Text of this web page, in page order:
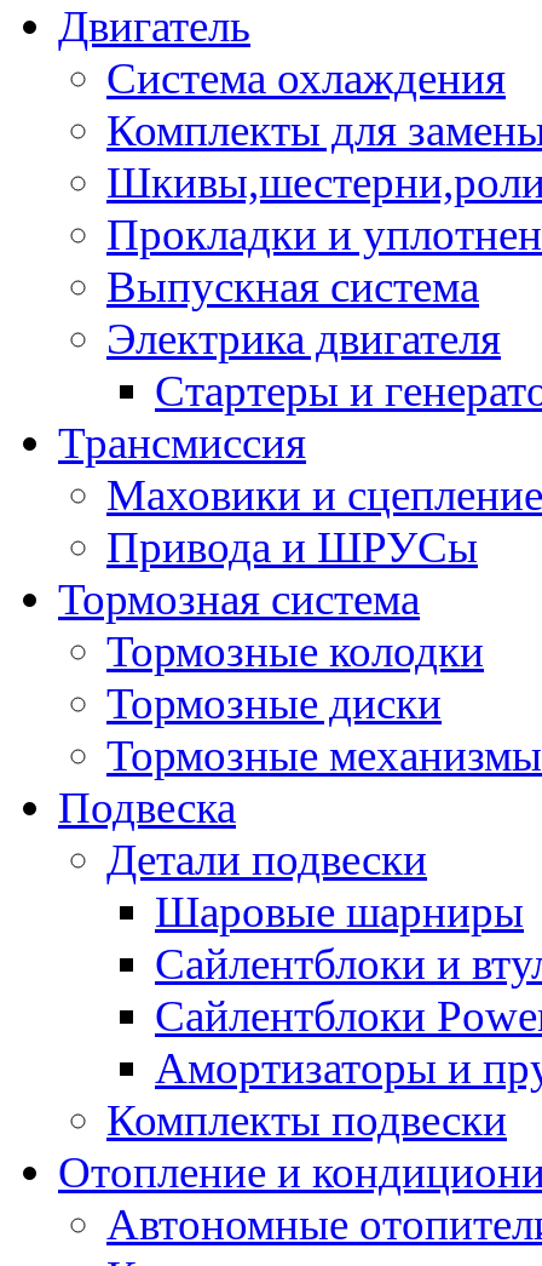
Двигатель
Система охлаждения
Комплекты для
Прокладки и
Выпускная система
Электрика двигателя
Стартеры и
Трансмиссия
Маховики и сцепление
Привода и ШРУСы
Тормозная система
Тормозные колодки
Тормозные диски
Тормозные механизмы
Подвеска
Детали подвески
Шаровые шарниры
Сайлентблоки и
Сайлентблоки
Амортизаторы и
Комплекты подвески
Отопление и
Автономные